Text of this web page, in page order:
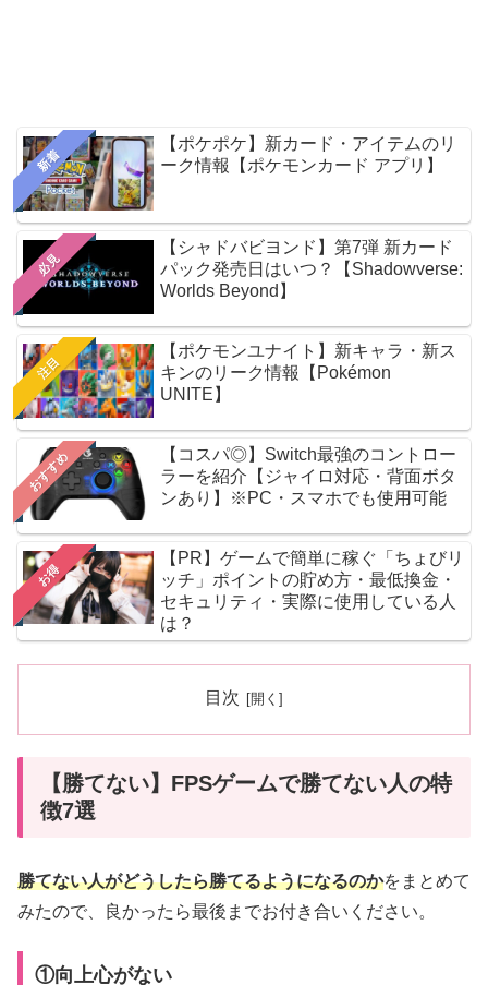
新着
【ポケポケ】新カード・アイテムのリ
ーク情報【ポケモンカード アプリ】
必見
【シャドバビヨンド】第7弾 新カード
パック発売日はいつ？【Shadowverse:
Worlds Beyond】
注目
【ポケモンユナイト】新キャラ・新ス
キンのリーク情報【Pokémon
UNITE】
おすすめ
【コスパ◎】Switch最強のコントロー
ラーを紹介【ジャイロ対応・背面ボタ
ンあり】※PC・スマホでも使用可能
お得
【PR】ゲームで簡単に稼ぐ「ちょびリ
ッチ」ポイントの貯め方・最低換金・
セキュリティ・実際に使用している人
は？
目次
【勝てない】FPSゲームで勝てない人の特
徴7選
勝てない人がどうしたら勝てるようになるのかをまとめて
みたので、良かったら最後までお付き合いください。
①向上心がない